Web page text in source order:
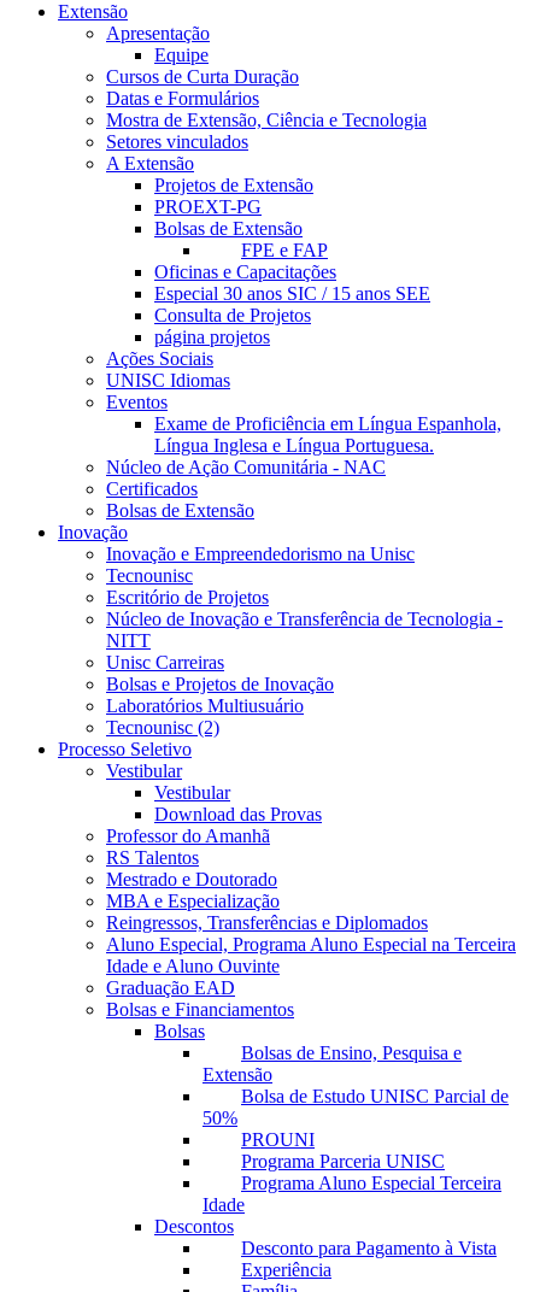
Extensão
Apresentação
Equipe
Cursos de Curta Duração
Datas e Formulários
Mostra de Extensão, Ciência e Tecnologia
Setores vinculados
A Extensão
Projetos de Extensão
PROEXT-PG
Bolsas de Extensão
FPE e FAP
Oficinas e Capacitações
Especial 30 anos SIC / 15 anos SEE
Consulta de Projetos
página projetos
Ações Sociais
UNISC Idiomas
Eventos
Exame de Proficiência em Língua Espanhola,
Língua Inglesa e Língua Portuguesa.
Núcleo de Ação Comunitária - NAC
Certificados
Bolsas de Extensão
Inovação
Inovação e Empreendedorismo na Unisc
Tecnounisc
Escritório de Projetos
Núcleo de Inovação e Transferência de Tecnologia -
NITT
Unisc Carreiras
Bolsas e Projetos de Inovação
Laboratórios Multiusuário
Tecnounisc (2)
Processo Seletivo
Vestibular
Vestibular
Download das Provas
Professor do Amanhã
RS Talentos
Mestrado e Doutorado
MBA e Especialização
Reingressos, Transferências e Diplomados
Aluno Especial, Programa Aluno Especial na Terceira
Idade e Aluno Ouvinte
Graduação EAD
Bolsas e Financiamentos
Bolsas
Bolsas de Ensino, Pesquisa e
Extensão
Bolsa de Estudo UNISC Parcial de
50%
PROUNI
Programa Parceria UNISC
Programa Aluno Especial Terceira
Idade
Descontos
Desconto para Pagamento à Vista
Experiência